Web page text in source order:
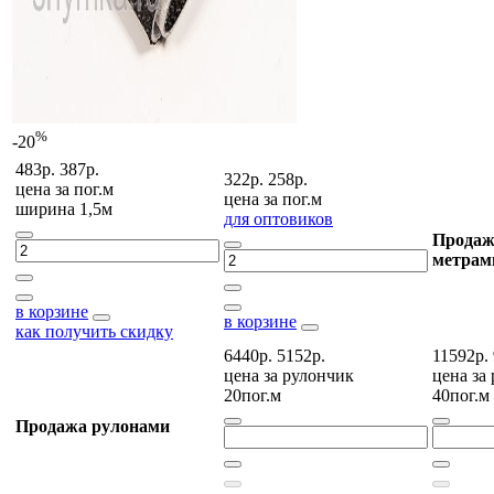
-20%
483р. 387р.
цена за пог.м
ширина 1,5м
в корзине
как получить скидку
322р. 258р.
цена за пог.м
для оптовиков
в корзине
Продажа рулонами
6440р. 5152р.
цена за рулончик
20пог.м
11592р.
цена за
40пог.м